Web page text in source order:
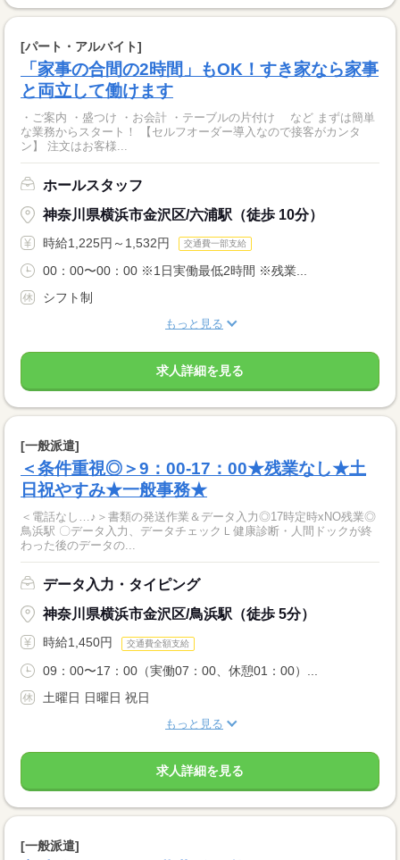
[パート・アルバイト]
「家事の合間の2時間」もOK！すき家なら家事
と両立して働けます
・ご案内 ・盛つけ ・お会計 ・テーブルの片付け など まずは簡単
な業務からスタート！ 【セルフオーダー導入なので接客がカンタ
ン】 注文はお客様...
ホールスタッフ
神奈川県横浜市金沢区/六浦駅（徒歩 10分）
時給1,225円～1,532円 交通費一部支給
00：00〜00：00 ※1日実働最低2時間 ※残業...
シフト制
もっと見る
求人詳細を見る
[一般派遣]
＜条件重視◎＞9：00-17：00★残業なし★土
日祝やすみ★一般事務★
＜電話なし…♪＞書類の発送作業＆データ入力◎17時定時xNO残業◎
鳥浜駅 〇データ入力、データチェックＬ健康診断・人間ドックが終
わった後のデータの...
データ入力・タイピング
神奈川県横浜市金沢区/鳥浜駅（徒歩 5分）
時給1,450円 交通費全額支給
09：00〜17：00（実働07：00、休憩01：00）...
土曜日 日曜日 祝日
もっと見る
求人詳細を見る
[一般派遣]